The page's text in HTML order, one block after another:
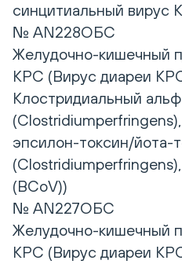
синцитиальный вирус
№ AN228ОБС
Желудочно-кишечный
КРС (Вирус диареи
Клостридиальный
эпсилон-токсин/йота-
(BCoV))
№ AN227ОБС
Желудочно-кишечный
КРС (Вирус диареи